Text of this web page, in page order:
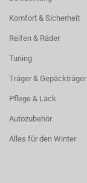
Komfort & Sicherheit
Reifen & Räder
Tuning
Träger & Gepäckträger
Pflege & Lack
Autozubehör
Alles für den Winter